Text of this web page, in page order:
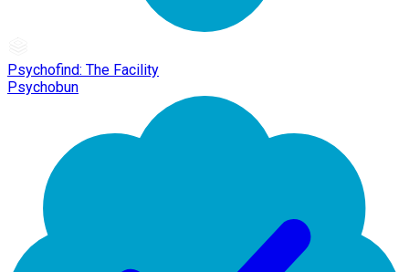
Psychofind: The Facility
Psychobun